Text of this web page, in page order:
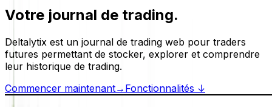
Votre journal de trading.
Deltalytix est un journal de trading web pour traders
futures permettant de stocker, explorer et comprendre
leur historique de trading.
Commencer maintenant→ Fonctionnalités ↓